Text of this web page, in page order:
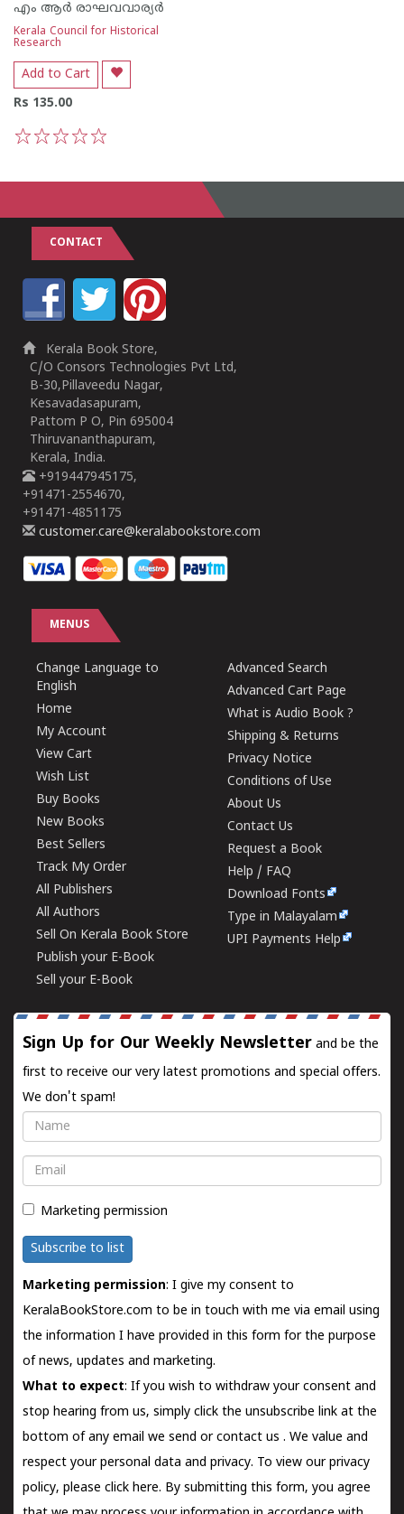
എം ആര്‍ രാഘവവാര്യര്‍
Kerala Council for Historical
Research
Add to Cart
Rs 135.00
CONTACT
Kerala Book Store,
C/O Consors Technologies Pvt Ltd,
B-30,Pillaveedu Nagar,
Kesavadasapuram,
Pattom P O, Pin 695004
Thiruvananthapuram,
Kerala, India.
+919447945175,
+91471-2554670,
+91471-4851175
customer.care@keralabookstore.com
MENUS
Change Language to
English
Home
My Account
View Cart
Wish List
Buy Books
New Books
Best Sellers
Track My Order
All Publishers
All Authors
Sell On Kerala Book Store
Publish your E-Book
Sell your E-Book
Advanced Search
Advanced Cart Page
What is Audio Book ?
Shipping & Returns
Privacy Notice
Conditions of Use
About Us
Contact Us
Request a Book
Help / FAQ
Download Fonts
Type in Malayalam
UPI Payments Help
Sign Up for Our Weekly Newsletter and be the
first to receive our very latest promotions and special offers.
We don't spam!
Name
Email
Marketing permission
Subscribe to list
Marketing permission: I give my consent to
KeralaBookStore.com to be in touch with me via email using
the information I have provided in this form for the purpose
of news, updates and marketing.
What to expect: If you wish to withdraw your consent and
stop hearing from us, simply click the unsubscribe link at the
bottom of any email we send orcontact us . We value and
respect your personal data and privacy. To view our privacy
policy, please click here. By submitting this form, you agree